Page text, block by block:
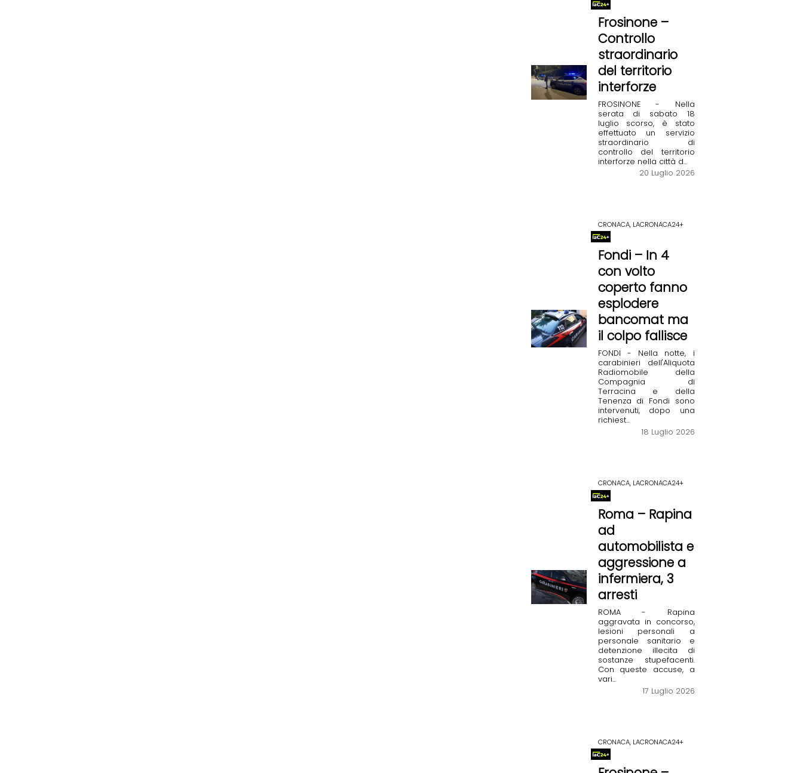
Frosinone –
Controllo
straordinario
del territorio
interforze
FROSINONE - Nella
serata di sabato 18
luglio scorso, è stato
effettuato un servizio
straordinario di
controllo del territorio
interforze nella città d...
20 Luglio 2026
CRONACA, LACRONACA24+
Fondi – In 4
con volto
coperto fanno
esplodere
bancomat ma
il colpo fallisce
FONDI - Nella notte, i
carabinieri dell'Aliquota
Radiomobile della
Compagnia di
Terracina e della
Tenenza di Fondi sono
intervenuti, dopo una
richiest...
18 Luglio 2026
CRONACA, LACRONACA24+
Roma – Rapina
ad
automobilista e
aggressione a
infermiera, 3
arresti
ROMA - Rapina
aggravata in concorso,
lesioni personali a
personale sanitario e
detenzione illecita di
sostanze stupefacenti.
Con queste accuse, a
vari...
17 Luglio 2026
CRONACA, LACRONACA24+